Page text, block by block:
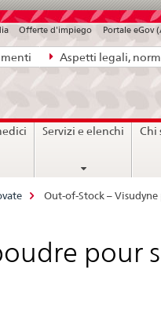
Aspetti legali,
Offerte d'impiego Portale eGov
Servizi e elenchi Chi
Out-of-Stock –
pour